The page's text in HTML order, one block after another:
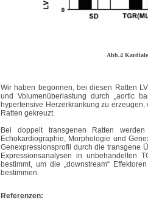
Abb.4
Wir haben begonnen, bei diesen Ratten
und Volumenüberlastung durch „aortic
hypertensive Herzerkrankung zu
Ratten gekreuzt.
Bei doppelt transgenen Ratten
Echokardiographie, Morphologie und
Genexpressionsprofil durch die transgene
Expressionsanalysen in unbehandelten
bestimmt, um die „downstream“
bestimmen.
Referenzen: